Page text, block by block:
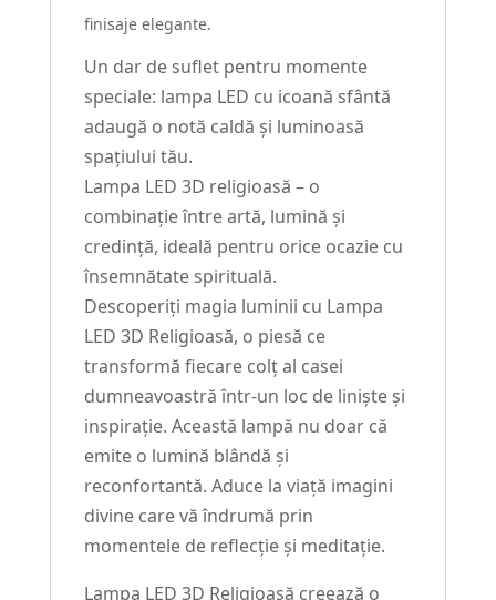
finisaje elegante.
Un dar de suflet pentru momente
speciale: lampa LED cu icoană sfântă
adaugă o notă caldă și luminoasă
spațiului tău.
Lampa LED 3D religioasă – o
combinație între artă, lumină și
credință, ideală pentru orice ocazie cu
însemnătate spirituală.
Descoperiți magia luminii cu Lampa
LED 3D Religioasă, o piesă ce
transformă fiecare colț al casei
dumneavoastră într-un loc de liniște și
inspirație. Această lampă nu doar că
emite o lumină blândă și
reconfortantă. Aduce la viață imagini
divine care vă îndrumă prin
momentele de reflecție și meditație.
Lampa LED 3D Religioasă creează o